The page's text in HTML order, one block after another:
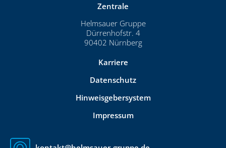
Zentrale
Helmsauer Gruppe
Dürrenhofstr. 4
90402 Nürnberg
Karriere
Datenschutz
Hinweisgebersystem
Impressum